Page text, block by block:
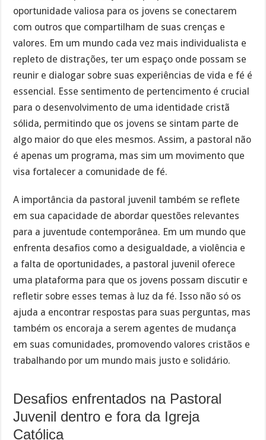
oportunidade valiosa para os jovens se conectarem
com outros que compartilham de suas crenças e
valores. Em um mundo cada vez mais individualista e
repleto de distrações, ter um espaço onde possam se
reunir e dialogar sobre suas experiências de vida e fé é
essencial. Esse sentimento de pertencimento é crucial
para o desenvolvimento de uma identidade cristã
sólida, permitindo que os jovens se sintam parte de
algo maior do que eles mesmos. Assim, a pastoral não
é apenas um programa, mas sim um movimento que
visa fortalecer a comunidade de fé.
A importância da pastoral juvenil também se reflete
em sua capacidade de abordar questões relevantes
para a juventude contemporânea. Em um mundo que
enfrenta desafios como a desigualdade, a violência e
a falta de oportunidades, a pastoral juvenil oferece
uma plataforma para que os jovens possam discutir e
refletir sobre esses temas à luz da fé. Isso não só os
ajuda a encontrar respostas para suas perguntas, mas
também os encoraja a serem agentes de mudança
em suas comunidades, promovendo valores cristãos e
trabalhando por um mundo mais justo e solidário.
Desafios enfrentados na Pastoral
Juvenil dentro e fora da Igreja
Católica